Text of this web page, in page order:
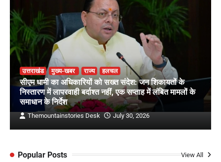
उत्तराखंड मुख्य-खबर राज्य हलचल
सीएम धामी का अधिकारियों को सख्त संदेश: जन शिकायतों के
निस्तारण में लापरवाही बर्दाश्त नहीं, एक सप्ताह में लंबित मामलों के
समाधान के निर्देश
Themountainstories Desk July 30, 2026
Popular Posts View All